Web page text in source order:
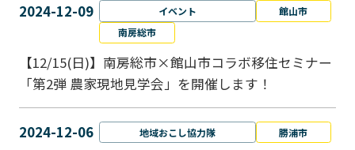
2024-12-09 イベント
館山市
南房総市
【12/15(日)】南房総市×館山市コラボ移住セミナー
「第2弾 農家現地見学会」を開催します！
2024-12-06 地域おこし協力隊 勝浦市